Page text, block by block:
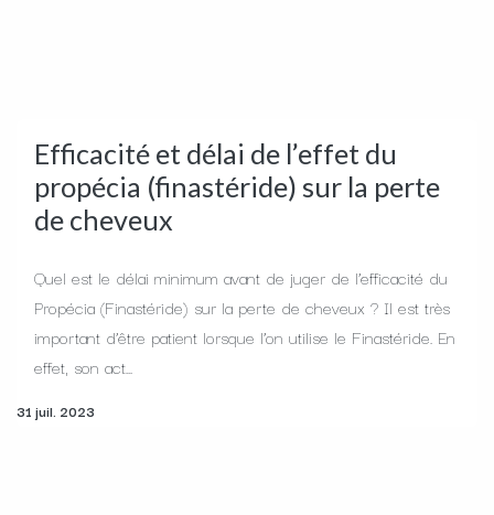
Efficacité et délai de l’effet du
propécia (finastéride) sur la perte
de cheveux
Quel est le délai minimum avant de juger de l’efficacité du
Propécia (Finastéride) sur la perte de cheveux ? Il est très
important d’être patient lorsque l’on utilise le Finastéride. En
effet, son act...
31 juil. 2023